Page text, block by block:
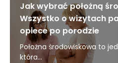
Jak wybrać położną
Wszystko o wizytach
opiece po porodzie
Położna środowiskowa to
która...